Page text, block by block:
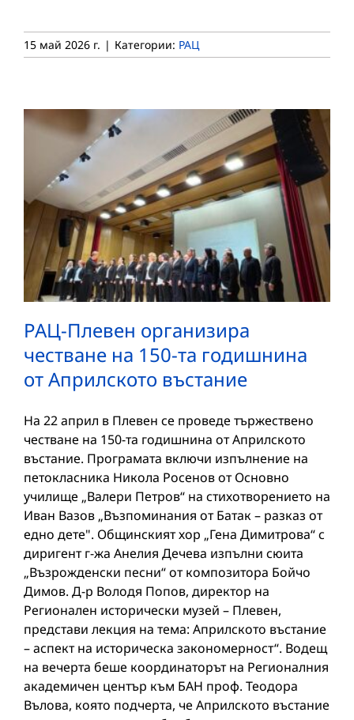
15 май 2026 г. | Категории: РАЦ
РАЦ-Плевен организира
честване на 150-та годишнина
от Априлското въстание
На 22 април в Плевен се проведе тържествено
честване на 150-та годишнина от Априлското
въстание. Програмата включи изпълнение на
петокласника Никола Росенов от Основно
училище „Валери Петров“ на стихотворението на
Иван Вазов „Възпоминания от Батак – разказ от
едно дете". Общинският хор „Гена Димитрова“ с
диригент г-жа Анелия Дечева изпълни сюита
„Възрожденски песни“ от композитора Бойчо
Димов. Д-р Володя Попов, директор на
Регионален исторически музей – Плевен,
представи лекция на тема: Априлското въстание
– аспект на историческа закономерност“. Водещ
на вечерта беше координаторът на Регионалния
академичен център към БАН проф. Теодора
Вълова, която подчерта, че Априлското въстание